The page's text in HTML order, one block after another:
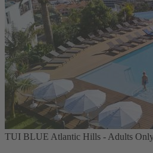
TUI BLUE Atlantic Hills - Adults